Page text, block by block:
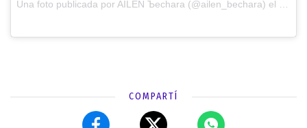
COMPARTÍ